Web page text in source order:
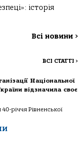
історія
Всі новини >
ВСІ СТАТТІ >
Національної
відзначила своє
річчя Рівненської